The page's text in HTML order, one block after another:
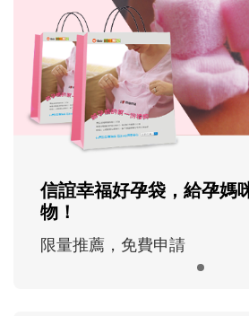
信誼幸福好孕袋，給孕媽
物！
限量推薦，免費申請